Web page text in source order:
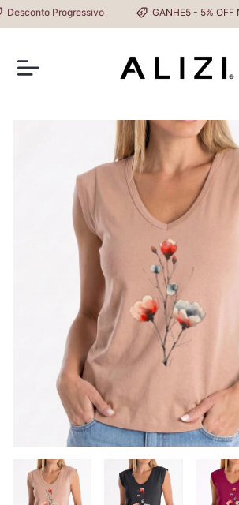
Progressivo GANHE5 - 5% OFF NA